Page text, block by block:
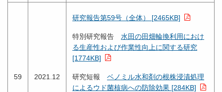
59 2021.12
研究報告第59号（全体） [2465KB]
特別研究報告 水田の田畑輪換利用におけ
る生産性および作業性向上に関する研究
[1774KB]
研究短報 ベノミル水和剤の根株浸漬処理
によるウド菌核病への防除効果 [284KB]